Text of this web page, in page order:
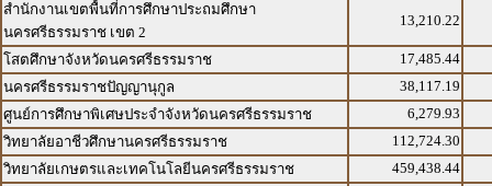
สำนักงานเขตพื้นที่การศึกษาประถมศึกษา
นครศรีธรรมราช เขต 2
13,210.22
โสตศึกษาจังหวัดนครศรีธรรมราช
17,485.44
นครศรีธรรมราชปัญญานุกูล
38,117.19
ศูนย์การศึกษาพิเศษประจำจังหวัดนครศรีธรรมราช
6,279.93
วิทยาลัยอาชีวศึกษานครศรีธรรมราช
112,724.30
วิทยาลัยเกษตรและเทคโนโลยีนครศรีธรรมราช
459,438.44